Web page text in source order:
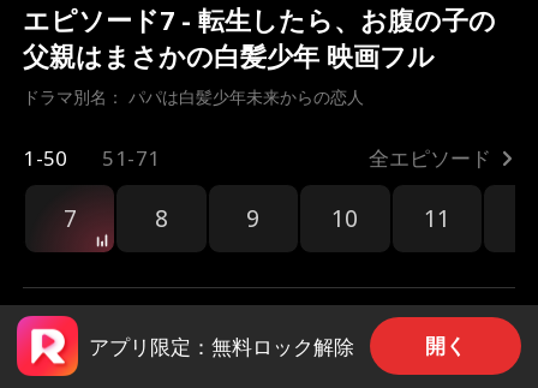
エピソード7 - 転生したら、お腹の子の
父親はまさかの白髪少年 映画フル
ドラマ別名： パパは白髪少年未来からの恋人
1-50 51-71 全エピソード
7 8 9 10 11
共有
アプリ限定：無料ロック解除 開く